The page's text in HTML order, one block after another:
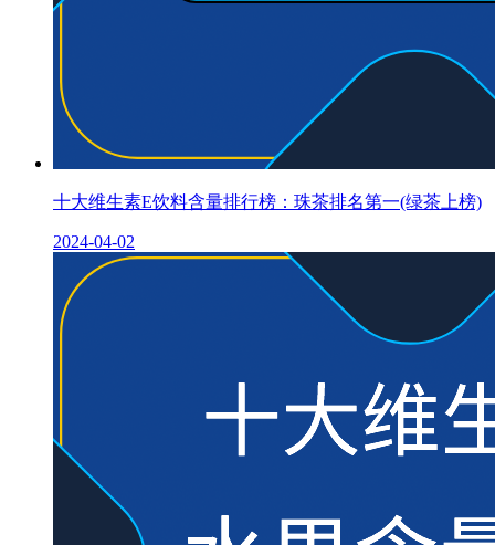
十大维生素E饮料含量排行榜：珠茶排名第一(绿茶上榜)
2024-04-02